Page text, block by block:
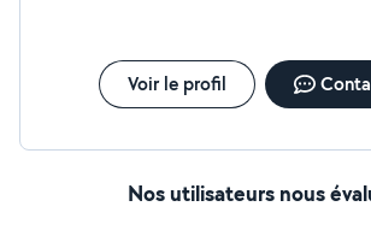
Voir le profil
Nos utilisateurs nous